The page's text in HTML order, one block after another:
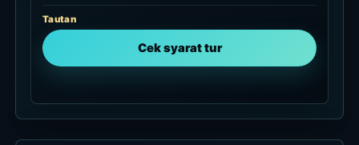
Tautan
Cek syarat tur